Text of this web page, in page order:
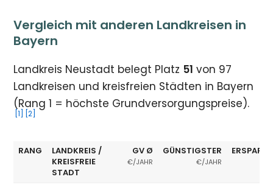
Vergleich mit anderen Landkreisen in
Bayern
Landkreis Neustadt belegt Platz 51 von 97
Landkreisen und kreisfreien Städten in Bayern
(Rang 1 = höchste Grundversorgungspreise).
[1] [2]
RANG
LANDKREIS /
KREISFREIE
STADT
GV Ø
€/JAHR
GÜNSTIGSTER
€/JAHR